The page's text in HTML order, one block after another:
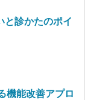
診かたのポイ
機能改善アプロ